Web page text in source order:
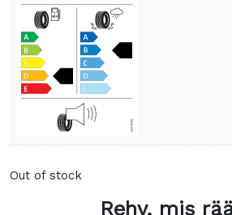
Out of stock
Rehv, mis